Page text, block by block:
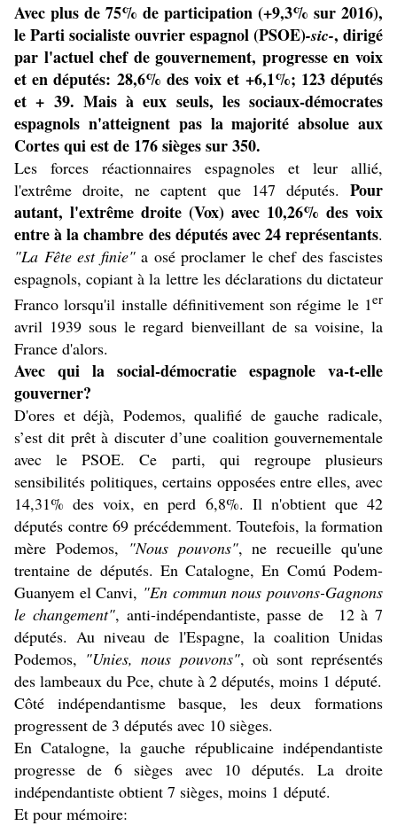
Avec plus de 75% de participation (+9,3% sur 2016),
le Parti socialiste ouvrier espagnol (PSOE)-sic-, dirigé
par l'actuel chef de gouvernement, progresse en voix
et en députés: 28,6% des voix et +6,1%; 123 députés
et + 39. Mais à eux seuls, les sociaux-démocrates
espagnols n'atteignent pas la majorité absolue aux
Cortes qui est de 176 sièges sur 350.
Les forces réactionnaires espagnoles et leur allié,
l'extrême droite, ne captent que 147 députés. Pour
autant, l'extrême droite (Vox) avec 10,26% des voix
entre à la chambre des députés avec 24 représentants.
"La Fête est finie"a osé proclamer le chef des fascistes
espagnols, copiant à la lettre les déclarations du dictateur
Franco lorsqu'il installe définitivement son régime le 1er
avril 1939 sous le regard bienveillant de sa voisine, la
France d'alors.
Avec qui la social-démocratie espagnole va-t-elle
gouverner?
D'ores et déjà, Podemos, qualifié de gauche radicale,
s’est dit prêt à discuter d’une coalition gouvernementale
avec le PSOE. Ce parti, qui regroupe plusieurs
sensibilités politiques, certains opposées entre elles, avec
14,31% des voix, en perd 6,8%. Il n'obtient que 42
députés contre 69 précédemment. Toutefois, la formation
mère Podemos, "Nous pouvons", ne recueille qu'une
trentaine de députés. En Catalogne,En Comú Podem-
Guanyem el Canvi, "En commun nous pouvons-Gagnons
le changement", anti-indépendantiste, passe de 12 à 7
députés. Au niveau de l'Espagne, la coalition Unidas
Podemos, "Unies, nous pouvons", où sont représentés
des lambeaux du Pce, chute à 2 députés, moins 1 député.
Côté indépendantisme basque, les deux formations
progressent de 3 députés avec 10 sièges.
En Catalogne, la gauche républicaine indépendantiste
progresse de 6 sièges avec 10 députés. La droite
indépendantiste obtient 7 sièges, moins 1 député.
Et pour mémoire: